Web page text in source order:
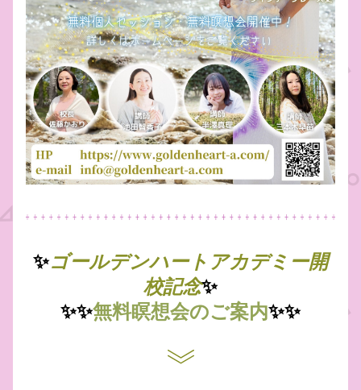
✨ゴールデンハートアカデミー開
校記念✨
✨✨無料瞑想会のご案内✨✨